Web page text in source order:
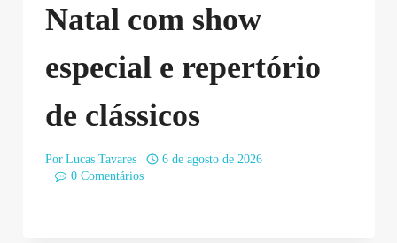
Natal com show
especial e repertório
de clássicos
Por Lucas Tavares
6 de agosto de 2026
0 Comentários